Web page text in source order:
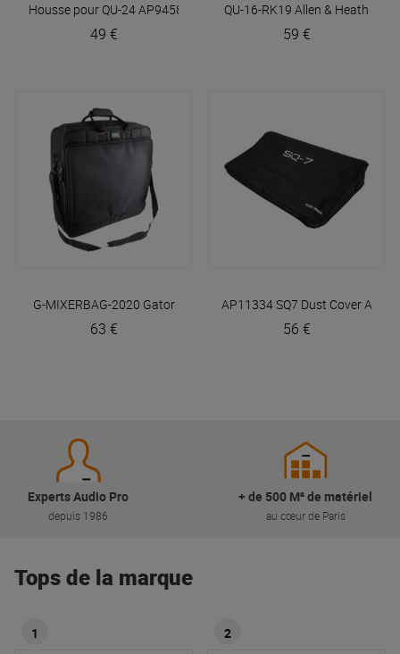
Housse pour QU-24 AP9458 Allen & Heath
49 €
QU-16-RK19 Allen & Heath
59 €
G-MIXERBAG-2020 Gator
63 €
AP11334 SQ7 Dust CoverAllen
56 €
Experts Audio Pro
depuis 1986
+ de 500 M² de matériel
au cœur de Paris
Tops de la marque
1 2